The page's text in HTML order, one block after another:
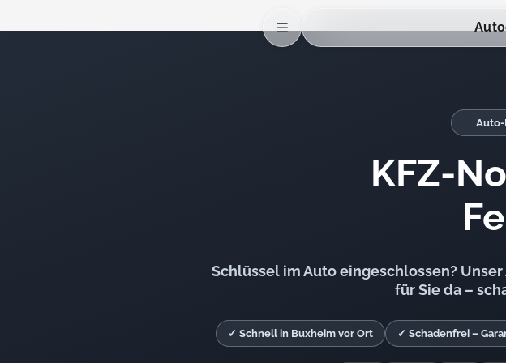
Auto-
KFZ-
Schlüssel im Auto eingeschlossen?
für Sie da –
✓ Schnell in Buxheim vor Ort ✓ Schadenfrei –